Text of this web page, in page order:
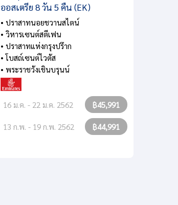
ออสเตรีย 8 วัน 5 คืน (EK)
• ปราสาทนอยชวานสไตน์
• วิหารเซนต์สตีเฟน
• ปราสาทแห่งกรุงปร๊าก
• โบสถ์เซนต์ไวตัส
• พระราชวังเชินบรุนน์
16 ม.ค. - 22 ม.ค. 2562 ฿45,991
13 ก.พ. - 19 ก.พ. 2562 ฿44,991